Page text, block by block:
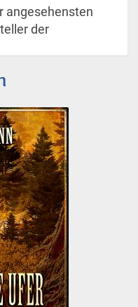
angesehensten
der